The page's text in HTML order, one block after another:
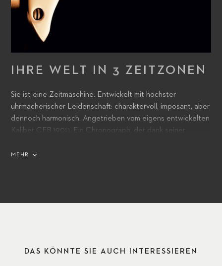
IHRE WELT IN 3 ZEITZONEN
Sie ist eine Zeitmaschine. Entwickelt mit höchster
uhrmacherischer Leidenschaft: charaktervoll, imposant, aber
dennoch harmonisch. Angetrieben vom eigens entwickelten
Kaliber CFB 1901.1. Ein Chronograph, der dank seiner
Präzisionsansprüchen genügt, sondern vor allem simultan
MEHR
DAS KÖNNTE SIE AUCH INTERESSIEREN